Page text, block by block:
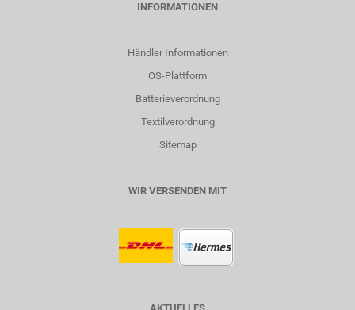
INFORMATIONEN
Händler Informationen
OS-Plattform
Batterieverordnung
Textilverordnung
Sitemap
WIR VERSENDEN MIT